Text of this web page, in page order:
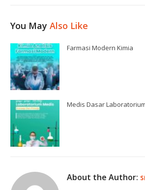
You MayAlso Like
Farmasi Modern Kimia
Medis Dasar
About the Author: